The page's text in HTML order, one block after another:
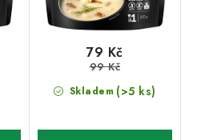
Skladem (>5 ks)
79 Kč
99 Kč